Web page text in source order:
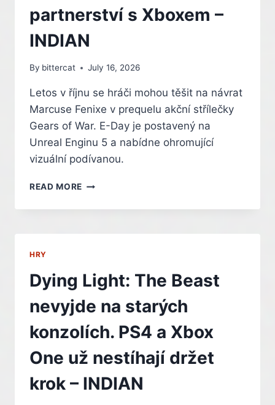
partnerství s Xboxem –
INDIAN
By bittercat July 16, 2026
Letos v říjnu se hráči mohou těšit na návrat
Marcuse Fenixe v prequelu akční střílečky
Gears of War. E-Day je postavený na
Unreal Enginu 5 a nabídne ohromující
vizuální podívanou.
READ MORE TECHNOLOGIE
RTX
E-
DAY.
NVIDIA
OZNÁMILA
PARTNERSTVÍ
S
XBOXEM
–
INDIAN
HRY
Dying Light: The Beast
nevyjde na starých
konzolích. PS4 a Xbox
One už nestíhají držet
krok – INDIAN